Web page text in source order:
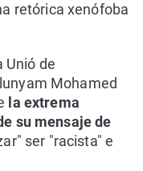
retórica xenófoba
Unió de
Mohamed
la extrema
su mensaje de
ser "racista" e